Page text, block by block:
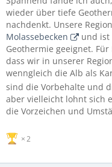
wieder über tiefe
nachdenkt. Unsere
Molassebecken
und
Geothermie geeignet.
dass wir in unserer
wenngleich die Alb als
sind die Vorbehalte und
aber vielleicht lohnt sich
die Vorzeichen und
2